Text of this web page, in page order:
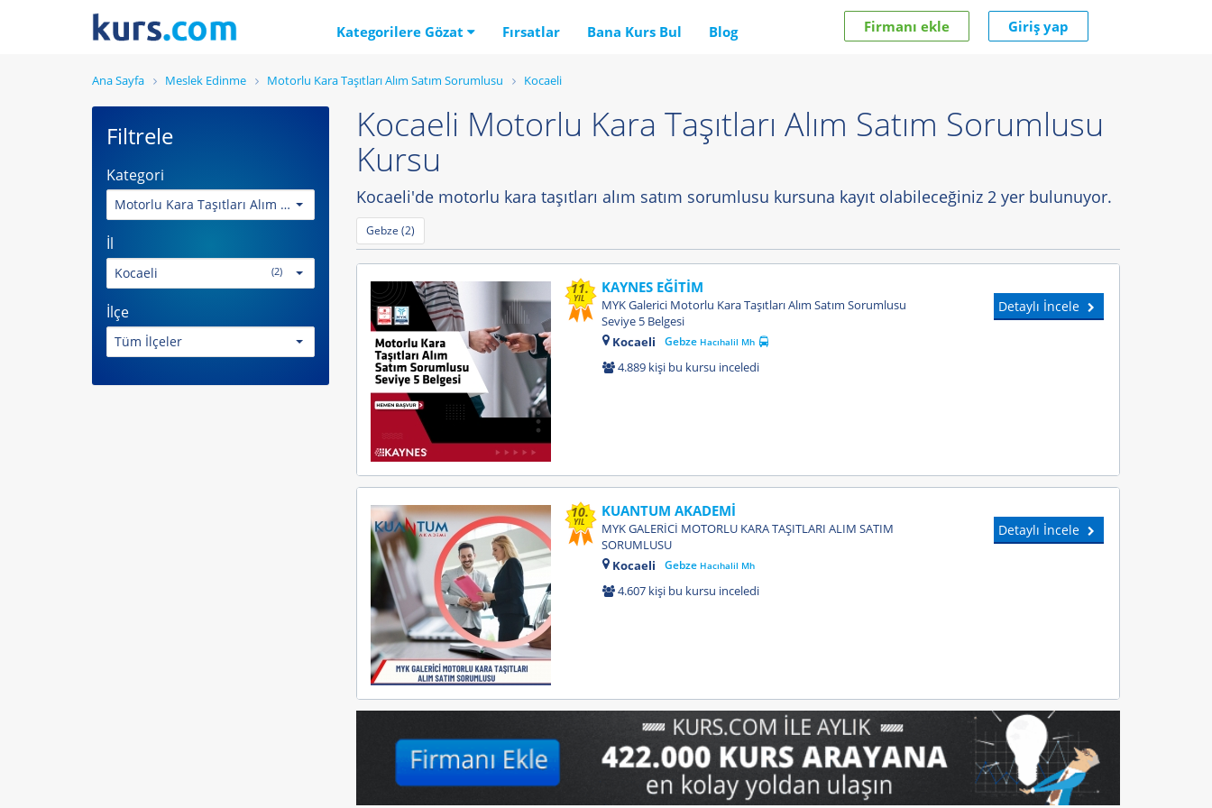
Kategorilere Gözat Fırsatlar Bana Kurs Bul Blog Giriş yap
Firmanı ekle
Ana Sayfa Meslek Edinme Motorlu Kara Taşıtları Alım Satım Sorumlusu Kocaeli
Kocaeli Motorlu Kara Taşıtları Alım Satım Sorumlusu
Kursu
Kocaeli'de motorlu kara taşıtları alım satım sorumlusu kursuna kayıt olabileceğiniz 2 yer bulunuyor.
Gebze (2)
11.
YIL
KAYNES EĞİTİM
MYK Galerici Motorlu Kara Taşıtları Alım Satım Sorumlusu
Seviye 5 Belgesi
Kocaeli
Gebze Hacıhalil Mh
4.889 kişi bu kursu inceledi
Detaylı İncele
10.
YIL
KUANTUM AKADEMİ
MYK GALERİCİ MOTORLU KARA TAŞITLARI ALIM SATIM
SORUMLUSU
Kocaeli
Gebze Hacıhalil Mh
4.607 kişi bu kursu inceledi
Detaylı İncele
Filtrele
Kategori
Motorlu Kara Taşıtları Alım Satım Sorumlusu
İl
Kocaeli (2)
İlçe
Tüm İlçeler